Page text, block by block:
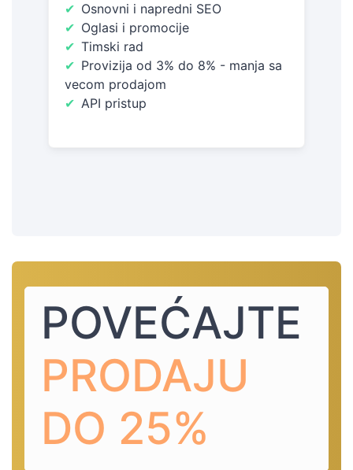
✔ Osnovni i napredni SEO
✔ Oglasi i promocije
✔ Timski rad
✔ Provizija od 3% do 8% - manja sa
vecom prodajom
✔ API pristup
POVEĆAJTE
PRODAJU
DO 25%